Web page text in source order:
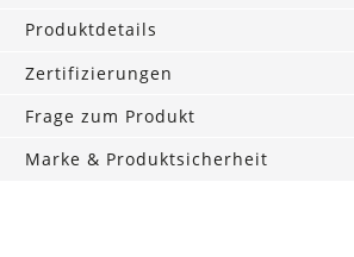
Produktdetails
Zertifizierungen
Frage zum Produkt
Marke & Produktsicherheit